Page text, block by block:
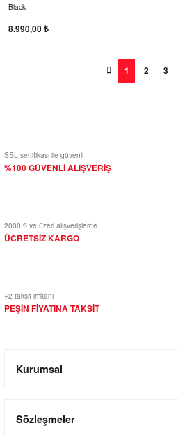
Black
8.990,00 ₺
1 2 3
SSL sertifikası ile güvenli
%100 GÜVENLİ ALIŞVERİŞ
2000 ₺ ve üzeri alışverişlerde
ÜCRETSİZ KARGO
+2 taksit imkanı
PEŞİN FİYATINA TAKSİT
Kurumsal
Sözleşmeler